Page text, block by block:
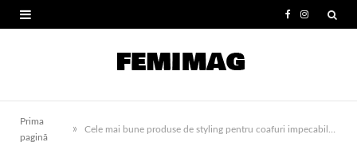
e
b
I
t
a
Prima
pagină
»